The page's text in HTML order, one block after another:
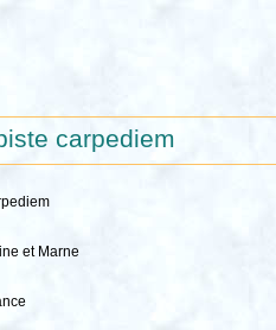
carpediem
et Marne